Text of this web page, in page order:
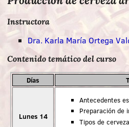
Instructora
Dra. Karla María Ortega
Contenido temático del curso
Días
Lunes 14
Antecedentes
Preparación de
Tipos de